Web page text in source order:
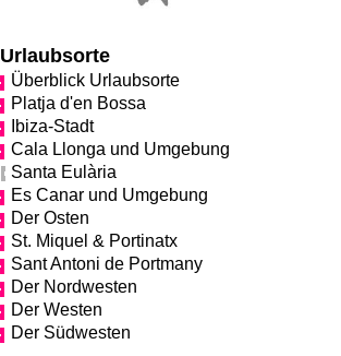
Urlaubsorte
Überblick Urlaubsorte
Platja d'en Bossa
Ibiza-Stadt
Cala Llonga und Umgebung
Santa Eulària
Es Canar und Umgebung
Der Osten
St. Miquel & Portinatx
Sant Antoni de Portmany
Der Nordwesten
Der Westen
Der Südwesten